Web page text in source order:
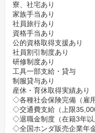
寮、社宅あり
家族手当あり
社員旅行あり
資格手当あり
公的資格取得支援あり
社員割引制度あり
研修制度あり
工具一部支給・貸与
制服貸与あり
産休・育休取得実績あり
◇各種社会保険完備（雇
◇交通費支給（上限
◇退職金制度（在籍3年以
◇全国ホンダ販売企業年